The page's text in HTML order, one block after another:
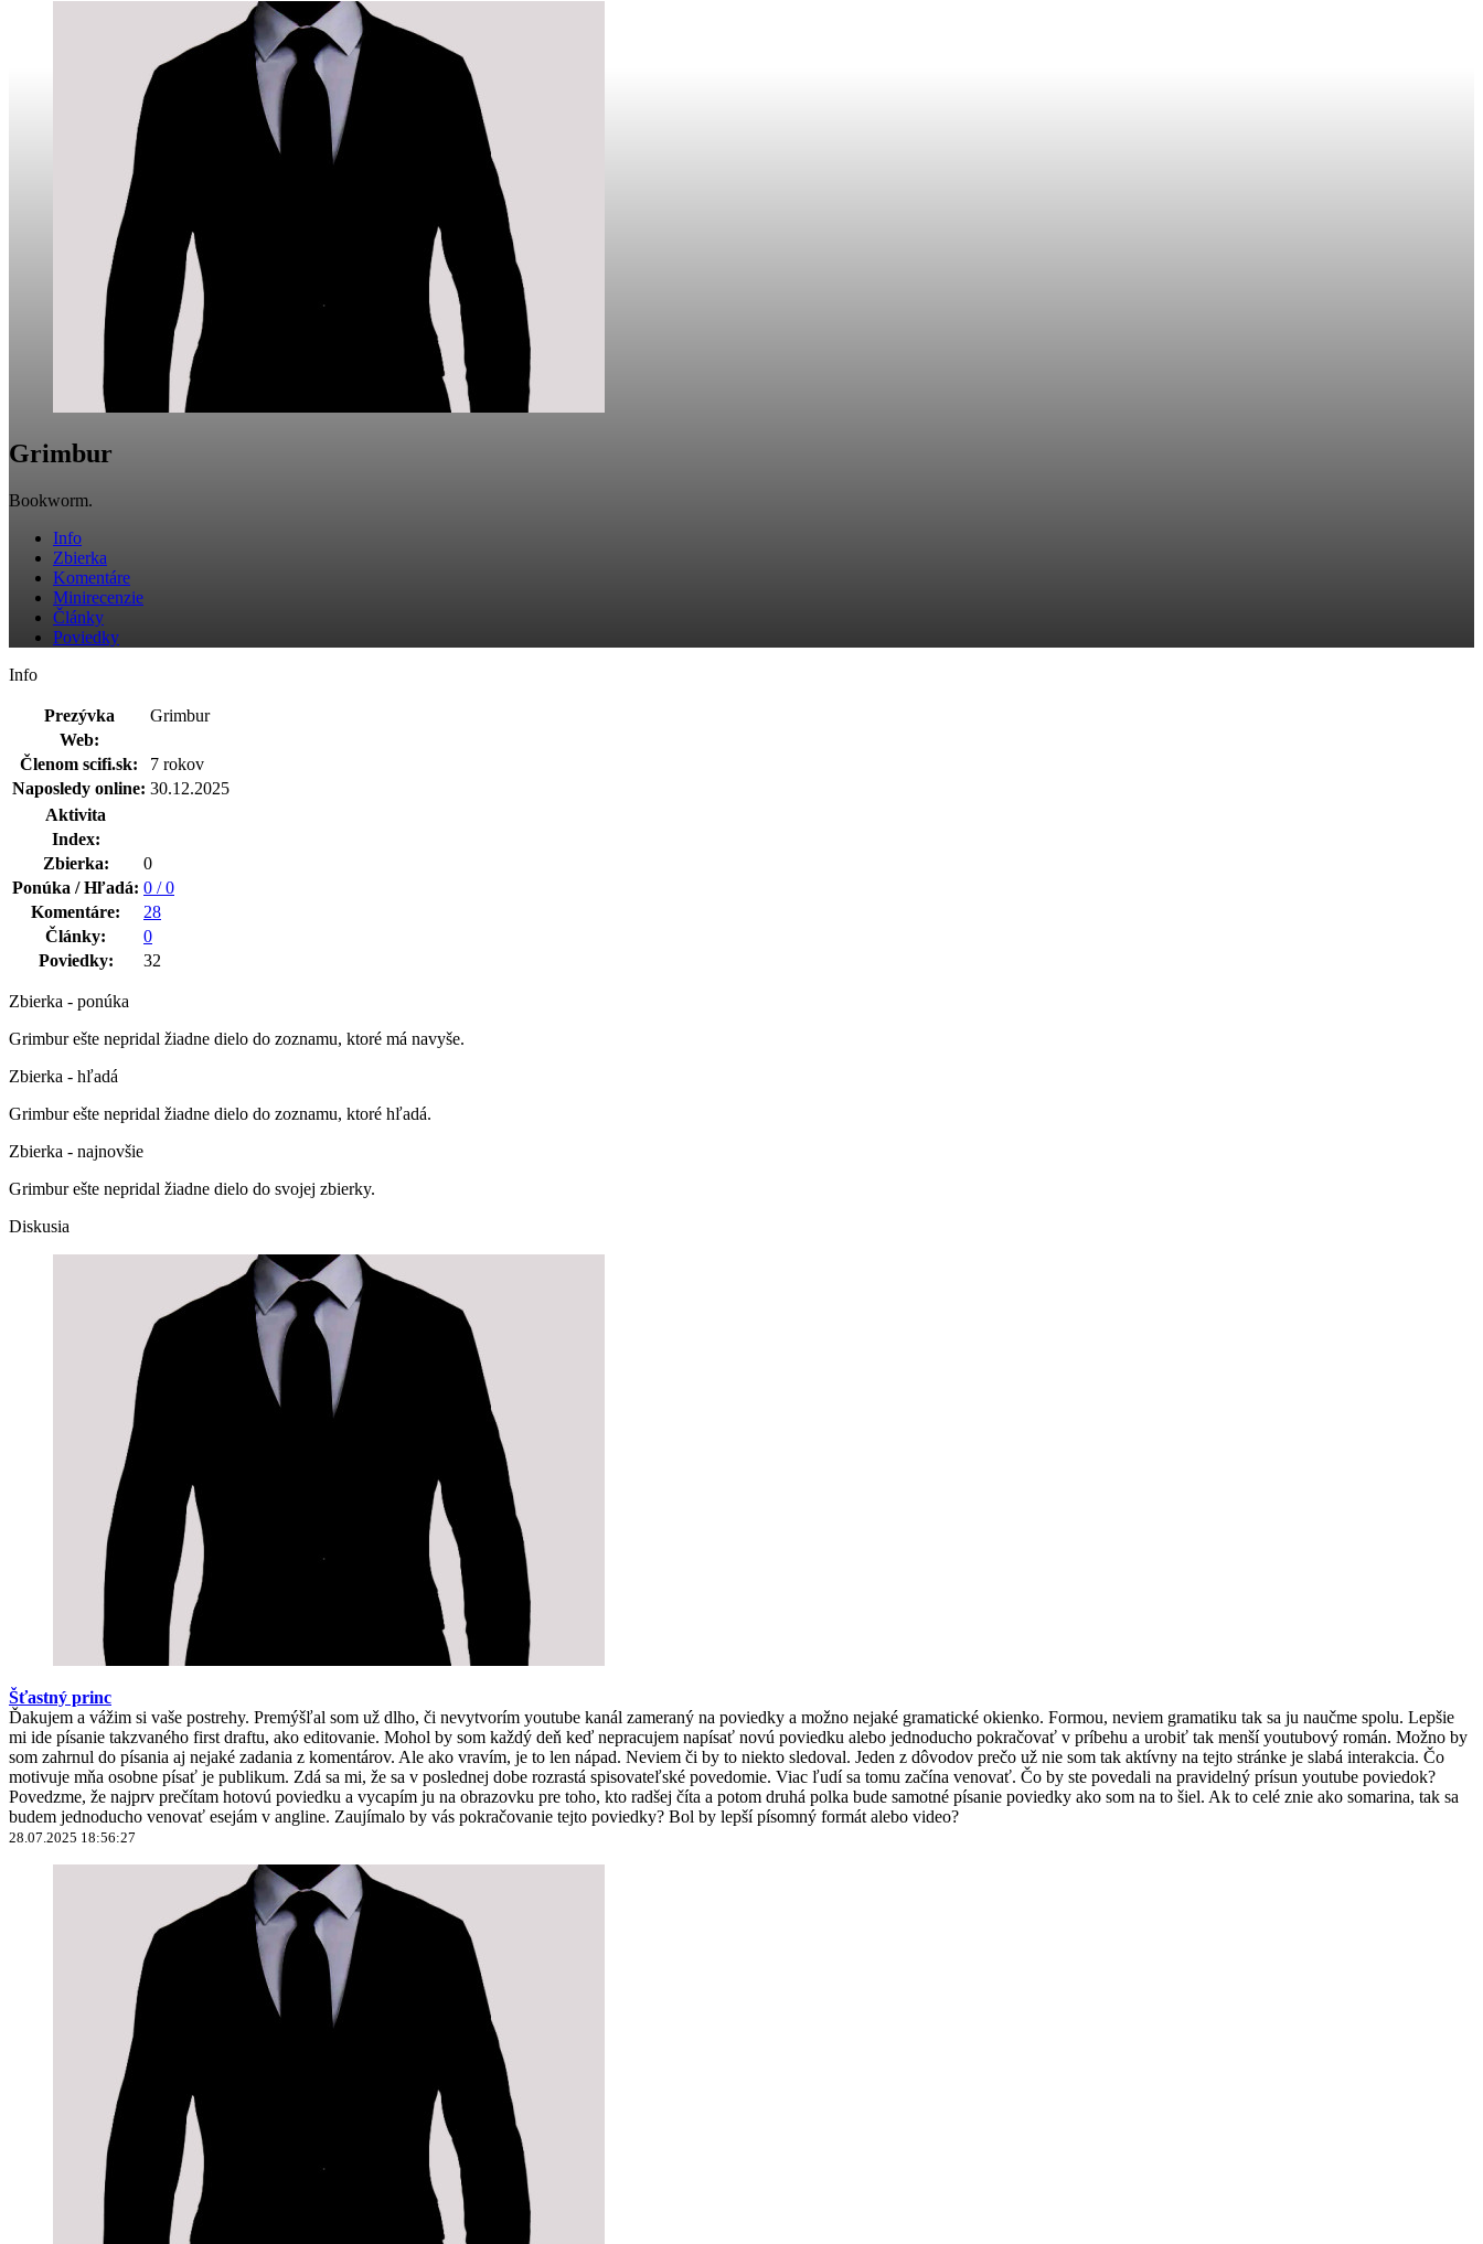
Grimbur
Bookworm.
Info
Zbierka
Komentáre
Minirecenzie
Články
Poviedky
Info
Prezývka
Grimbur
Web:
Členom scifi.sk:
7 rokov
Naposledy online: 30.12.2025
Aktivita
Index:
Zbierka:
0
Ponúka / Hľadá: 0 / 0
Komentáre:
28
Články:
0
Poviedky:
32
Zbierka - ponúka
Grimbur ešte nepridal žiadne dielo do zoznamu, ktoré má navyše.
Zbierka - hľadá
Grimbur ešte nepridal žiadne dielo do zoznamu, ktoré hľadá.
Zbierka - najnovšie
Grimbur ešte nepridal žiadne dielo do svojej zbierky.
Diskusia
Šťastný princ
Ďakujem a vážim si vaše postrehy. Premýšľal som už dlho, či nevytvorím youtube kanál zameraný na poviedky a možno nejaké gramatické okienko. Formou, neviem gramatiku tak sa ju naučme spolu. Lepšie
mi ide písanie takzvaného first draftu, ako editovanie. Mohol by som každý deň keď nepracujem napísať novú poviedku alebo jednoducho pokračovať v príbehu a urobiť tak menší youtubový román. Možno by
som zahrnul do písania aj nejaké zadania z komentárov. Ale ako vravím, je to len nápad. Neviem či by to niekto sledoval. Jeden z dôvodov prečo už nie som tak aktívny na tejto stránke je slabá interakcia. Čo
motivuje mňa osobne písať je publikum. Zdá sa mi, že sa v poslednej dobe rozrastá spisovateľské povedomie. Viac ľudí sa tomu začína venovať. Čo by ste povedali na pravidelný prísun youtube poviedok?
Povedzme, že najprv prečítam hotovú poviedku a vycapím ju na obrazovku pre toho, kto radšej číta a potom druhá polka bude samotné písanie poviedky ako som na to šiel. Ak to celé znie ako somarina, tak sa
budem jednoducho venovať esejám v angline. Zaujímalo by vás pokračovanie tejto poviedky? Bol by lepší písomný formát alebo video?
28.07.2025 18:56:27